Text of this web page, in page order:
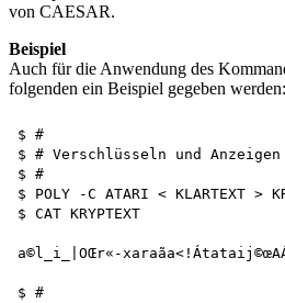
von CAESAR.
Beispiel
Auch für die Anwendung des
folgenden ein Beispiel gegeben werden:
$ #
$ # Verschlüsseln und Anzeigen
$ #
$ POLY -C ATARI < KLARTEXT >
$ CAT KRYPTEXT
a©l_i_|OŒr«-
$ #